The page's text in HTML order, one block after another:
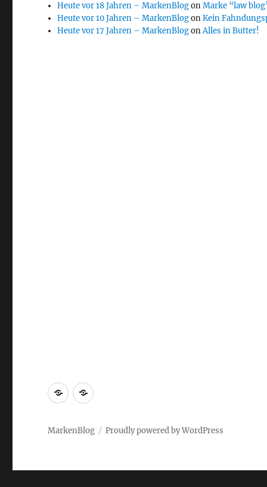
Heute vor 18 Jahren – MarkenBlogonMarke “law
Heute vor 10 Jahren – MarkenBlogonKein
Heute vor 17 Jahren – MarkenBlogonAlles in Butter!
Markenrecherche
Gastbeiträge
MarkenBlog Proudly powered by WordPress